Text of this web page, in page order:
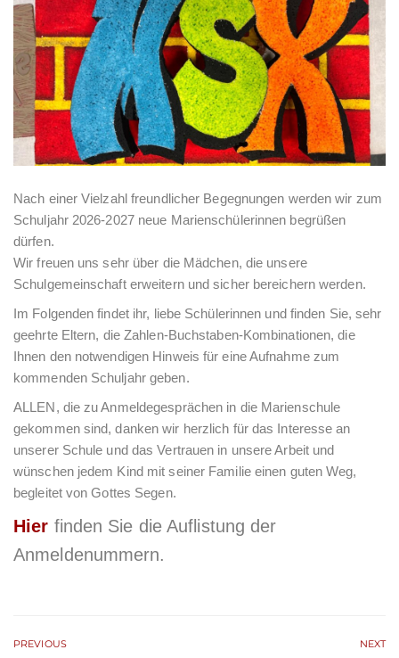
Nach einer Vielzahl freundlicher Begegnungen werden wir zum
Schuljahr 2026-2027 neue Marienschülerinnen begrüßen
dürfen.
Wir freuen uns sehr über die Mädchen, die unsere
Schulgemeinschaft erweitern und sicher bereichern werden.
Im Folgenden findet ihr, liebe Schülerinnen und finden Sie, sehr
geehrte Eltern, die Zahlen-Buchstaben-Kombinationen, die
Ihnen den notwendigen Hinweis für eine Aufnahme zum
kommenden Schuljahr geben.
ALLEN, die zu Anmeldegesprächen in die Marienschule
gekommen sind, danken wir herzlich für das Interesse an
unserer Schule und das Vertrauen in unsere Arbeit und
wünschen jedem Kind mit seiner Familie einen guten Weg,
begleitet von Gottes Segen.
Hier finden Sie die Auflistung der
Anmeldenummern.
PREVIOUS NEXT